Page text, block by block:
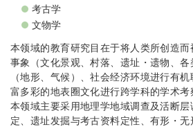
考古学
文物学
本领域的教育研究目在于将人类所创造
事象（文化景观、村落、遗址・遗物、
（地形、气候）、社会经济环境进行有
富多彩的地表圈文化进行跨学科的学术考
本领域主要采用地理学地域调查及活断层
定、遗址发掘与考古资料定性、有形・无